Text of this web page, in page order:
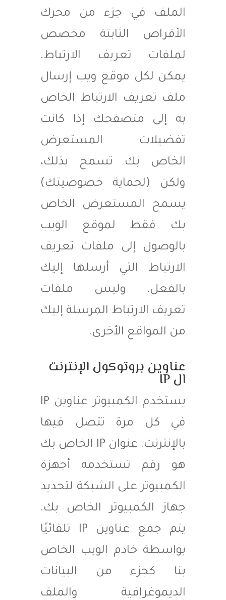
الملف في جزء من محرك
الأقراص الثابتة مخصص
لملفات تعريف الارتباط.
يمكن لكل موقع ويب إرسال
ملف تعريف الارتباط الخاص
به إلى متصفحك إذا كانت
تفضيلات المستعرض
الخاص بك تسمح بذلك،
ولكن (لحماية خصوصيتك)
يسمح المستعرض الخاص
بك فقط لموقع الويب
بالوصول إلى ملفات تعريف
الارتباط التي أرسلها إليك
بالفعل، وليس ملفات
تعريف الارتباط المرسلة إليك
من المواقع الأخرى.
عناوين بروتوكول الإنترنت
ال IP
يستخدم الكمبيوتر عناوين IP
في كل مرة تتصل فيها
بالإنترنت. عنوان IP الخاص بك
هو رقم تستخدمه أجهزة
الكمبيوتر على الشبكة لتحديد
جهاز الكمبيوتر الخاص بك.
يتم جمع عناوين IP تلقائيًا
بواسطة خادم الويب الخاص
بنا كجزء من البيانات
الديموغرافية والملف